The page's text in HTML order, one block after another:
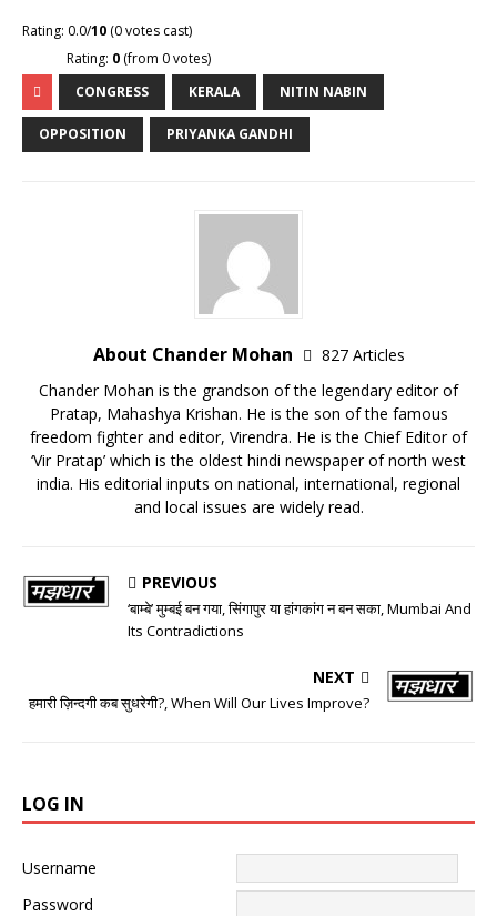
Rating: 0.0/10 (0 votes cast)
Rating: 0 (from 0 votes)
CONGRESS
KERALA NITIN NABIN
OPPOSITION PRIYANKA GANDHI
About Chander Mohan
827 Articles
Chander Mohan is the grandson of the legendary editor of
Pratap, Mahashya Krishan. He is the son of the famous
freedom fighter and editor, Virendra. He is the Chief Editor of
‘Vir Pratap’ which is the oldest hindi newspaper of north west
india. His editorial inputs on national, international, regional
and local issues are widely read.
PREVIOUS
‘बाम्बे’ मुम्बई बन गया, सिंगापुर या हांगकांग न बन सका, Mumbai And
Its Contradictions
NEXT
हमारी ज़िन्दगी कब सुधरेगी?, When Will Our Lives Improve?
LOG IN
Username
Password